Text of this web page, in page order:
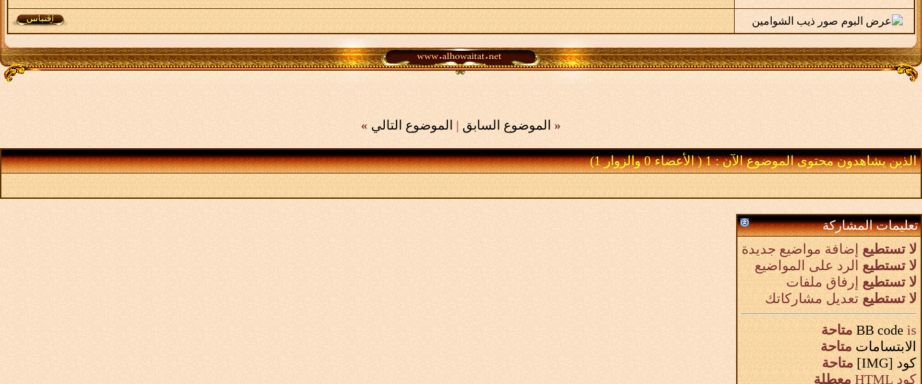
« الموضوع السابق | الموضوع التالي »
الذين يشاهدون محتوى الموضوع الآن : 1 ( الأعضاء 0 والزوار 1)
تعليمات المشاركة
لا تستطيع إضافة مواضيع جديدة
لا تستطيع الرد على المواضيع
لا تستطيع إرفاق ملفات
لا تستطيع تعديل مشاركاتك
BB code is
متاحة
الابتسامات متاحة
كود [IMG]
متاحة
كود HTML
معطلة